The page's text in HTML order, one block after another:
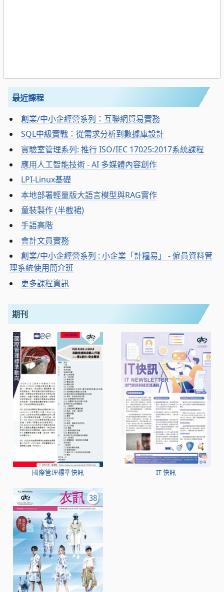
最近課程
創業/中小企經營系列：互聯網貿易實務
SQL中級實戰：從需求分析到數據庫設計
實驗室管理系列: 推行 ISO/IEC 17025:2017系統課程
應用人工智能技術 - AI 多媒體內容創作
LPI-Linux基礎
本地部署輕量版大語言模型與RAG實作
童裝製作 (半截裙)
手語高階
會計文員實務
創業/中小企經營系列 : 小企業「計糧易」 - 僱員資料管
理系統使用簡介班
更多課程資訊
期刊
國際管理標準快訊 IT 快訊